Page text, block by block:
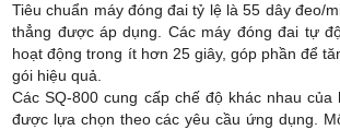
Tiêu chuẩn máy đóng đai tỷ lệ là 55 dây đeo/
thẳng được áp dụng. Các máy đóng đai tự
hoạt động trong ít hơn 25 giây, góp phần để
gói hiệu quả.
Các SQ-800 cung cấp chế độ khác nhau
được lựa chọn theo các yêu cầu ứng dụng.